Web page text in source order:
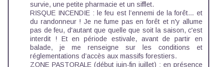
survie, une petite pharmacie et un sifflet.
RISQUE INCENDIE : le feu est l’ennemi de la forêt… et
du randonneur ! Je ne fume pas en forêt et n'y allume
pas de feu, d'autant que quelle que soit la saison, c'est
interdit ! Et en période estivale, avant de partir en
balade, je me renseigne sur les conditions et
réglementations d’accès aux massifs forestiers.
ZONE PASTORALE (début juin-fin juillet) : en présence